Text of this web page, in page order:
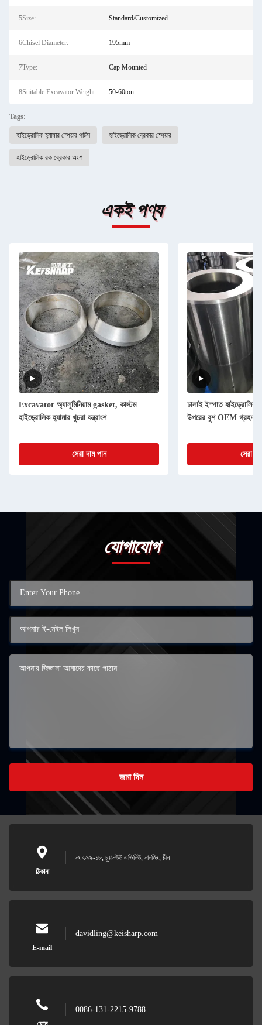
5Size: Standard/Customized
6Chisel Diameter: 195mm
7Type: Cap Mounted
8Suitable Excavator Weight: 50-60ton
Tags:
হাইড্রোলিক হ্যামার স্পেয়ার পার্টস হাইড্রোলিক ব্রেকার স্পেয়ার
হাইড্রোলিক রক ব্রেকার অংশ
একই পণ্য
Excavator অ্যালুমিনিয়াম gasket, কাস্টম
হাইড্রোলিক হ্যামার খুচরা যন্ত্রাংশ
সেরা দাম পান
ঢালাই ইস্পাত হাইড্রোলিক
উপরের বুশ OEM
সেরা
যোগাযোগ
জমা দিন
ঠিকানা
নং ৬৯৯-১৮, চুয়ানউউ এভিনিউ, নানজিং, চীন
E-mail
davidling@keisharp.com
0086-131-2215-9788